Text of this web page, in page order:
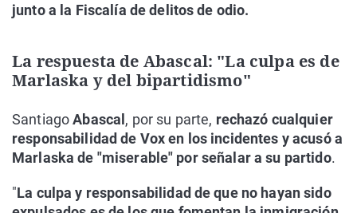
junto a la Fiscalía de delitos de odio.
La respuesta de Abascal: "La culpa es de
Marlaska y del bipartidismo"
SantiagoAbascal , por su parte, rechazó cualquier
responsabilidad de Vox en los incidentes y acusó a
Marlaska de "miserable" por señalar a su partido.
"La culpa y responsabilidad de que no hayan sido